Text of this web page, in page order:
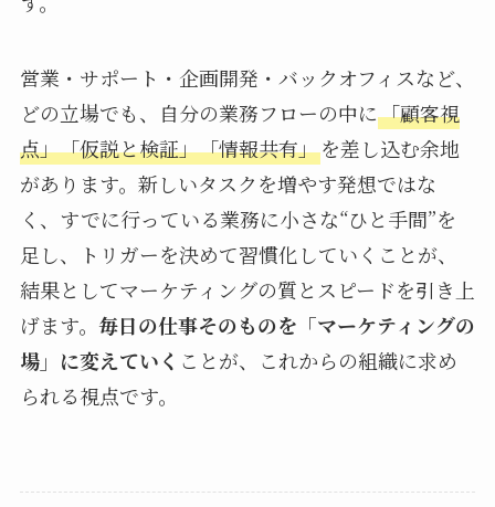
営業・サポート・企画開発・バックオフィスなど、
どの立場でも、自分の業務フローの中に「顧客視
点」「仮説と検証」「情報共有」を差し込む余地
があります。新しいタスクを増やす発想ではな
く、すでに行っている業務に小さな“ひと手間”を
足し、トリガーを決めて習慣化していくことが、
結果としてマーケティングの質とスピードを引き上
げます。 毎日の仕事そのものを「マーケティングの
場」に変えていく ことが、これからの組織に求め
られる視点です。